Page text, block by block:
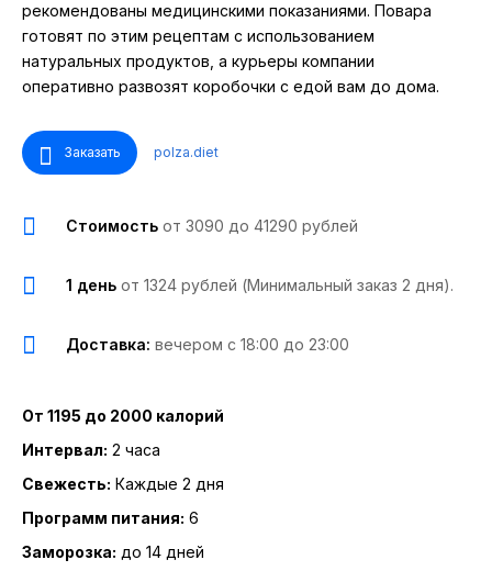
рекомендованы медицинскими показаниями. Повара
готовят по этим рецептам с использованием
натуральных продуктов, а курьеры компании
оперативно развозят коробочки с едой вам до дома.
Заказать polza.diet
Стоимость от 3090 до 41290 рублей
1 день от 1324 рублей (Минимальный заказ 2 дня).
Доставка: вечером с 18:00 до 23:00
От 1195 до 2000 калорий
Интервал: 2 часа
Свежесть: Каждые 2 дня
Программ питания: 6
Заморозка: до 14 дней